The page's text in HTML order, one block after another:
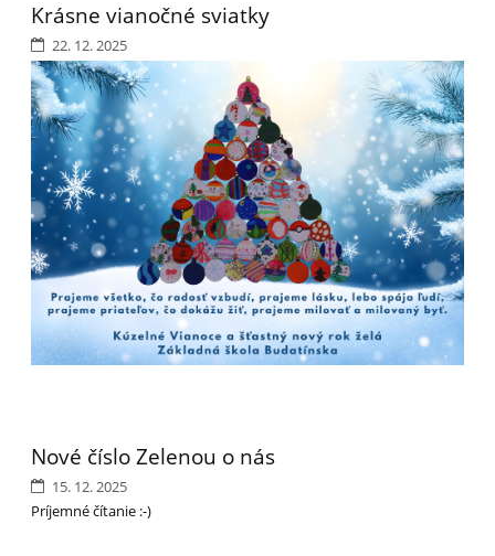
Krásne vianočné sviatky
22. 12. 2025
Nové číslo Zelenou o nás
15. 12. 2025
Príjemné čítanie :-)